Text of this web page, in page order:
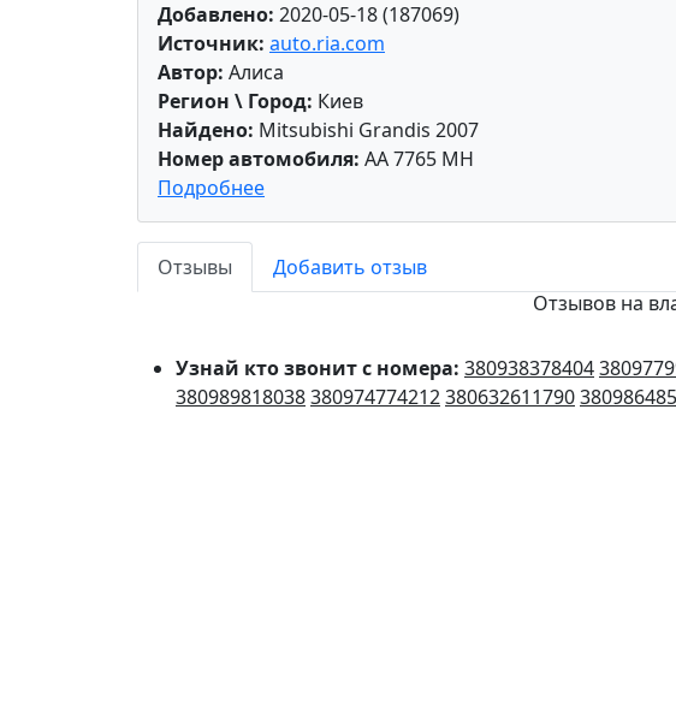
Добавлено: 2020-05-18 (187069)
Источник: auto.ria.com
Автор: Алиса
Регион \ Город: Киев
Найдено: Mitsubishi Grandis 2007
Номер автомобиля: AA 7765 MH
Подробнее
Отзывы
Добавить отзыв
Отзывов на
Узнай кто звонит с номера: 380938378404
380989818038380974774212380632611790